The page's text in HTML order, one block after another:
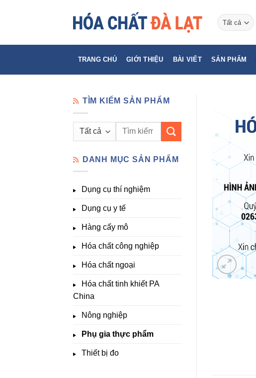
TRANG CHỦ GIỚI THIỆU BÀI VIẾT SẢN PHẨM
TÌM KIẾM SẢN PHẨM
Tìm
DANH MỤC SẢN PHẨM
Dụng cụ thí nghiệm
Dụng cụ y tế
Hàng cấy mô
Hóa chất công nghiệp
Hóa chất ngoại
Hóa chất tinh khiết PA
China
Nông nghiệp
Phụ gia thực phẩm
Thiết bị đo